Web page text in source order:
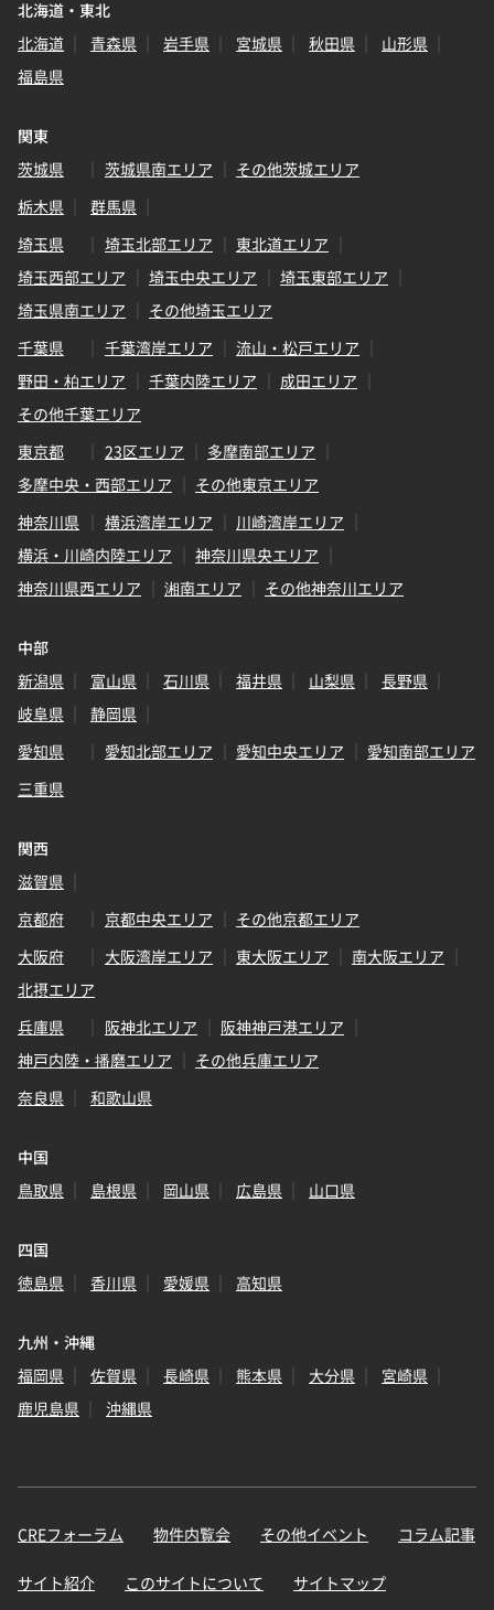
北海道・東北
北海道
青森県 岩手県 宮城県 秋田県
山形県
福島県
関東
茨城県
茨城県南エリア
その他茨城エリア
栃木県
群馬県
埼玉県
埼玉北部エリア
東北道エリア
埼玉西部エリア
埼玉中央エリア
埼玉東部エリア
埼玉県南エリア
その他埼玉エリア
千葉県
千葉湾岸エリア
流山・松戸エリア
野田・柏エリア
千葉内陸エリア
成田エリア
その他千葉エリア
東京都
23区エリア
多摩南部エリア
多摩中央・西部エリア
その他東京エリア
神奈川県
横浜湾岸エリア
川崎湾岸エリア
横浜・川崎内陸エリア
神奈川県央エリア
神奈川県西エリア
湘南エリア その他神奈川エリア
中部
新潟県
富山県 石川県 福井県 山梨県
長野県
岐阜県
静岡県
愛知県
愛知北部エリア 愛知中央エリア
愛知南部エリア
三重県
関西
滋賀県
京都府
京都中央エリア
その他京都エリア
大阪府
大阪湾岸エリア 東大阪エリア
南大阪エリア
北摂エリア
兵庫県
阪神北エリア
阪神神戸港エリア
神戸内陸・播磨エリア
その他兵庫エリア
奈良県
和歌山県
中国
鳥取県
島根県 岡山県 広島県 山口県
四国
徳島県
香川県 愛媛県 高知県
九州・沖縄
福岡県
佐賀県 長崎県 熊本県 大分県
宮崎県
鹿児島県
沖縄県
CREフォーラム 物件内覧会 その他イベント コラム記事
サイト紹介 このサイトについて サイトマップ